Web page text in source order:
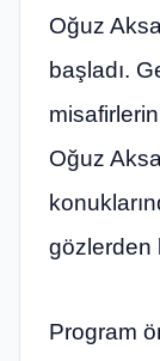
Oğuz
başladı.
Oğuz
gözlerden
Program